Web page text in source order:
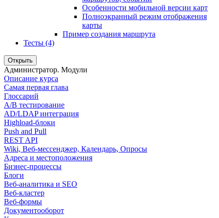
Особенности мобильной версии карт
Полноэкранный режим отображения
карты
Пример создания маршрута
Тесты (4)
Открыть
Администратор. Модули
Описание курса
Самая первая глава
Глоссарий
A/B тестирование
AD/LDAP интеграция
Highload-блоки
Push and Pull
REST API
Wiki, Веб-мессенджер, Календарь, Опросы
Адреса и местоположения
Бизнес-процессы
Блоги
Веб-аналитика и SEO
Веб-кластер
Веб-формы
Документооборот